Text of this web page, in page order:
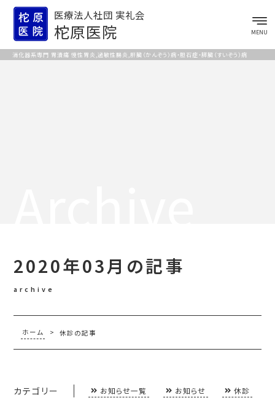
消化器系専門 胃潰瘍 慢性胃炎,過敏性腸炎,肝臓（かんぞう）病・胆石症・膵臓（すいぞう）病
医療法人社団 実礼会
柁原医院 MENU
2020年03月の記事
archive
ホーム > 休診の記事
カテゴリー お知らせ一覧 お知らせ 休診